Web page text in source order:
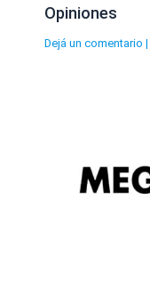
Opiniones
Dejá un comentario |